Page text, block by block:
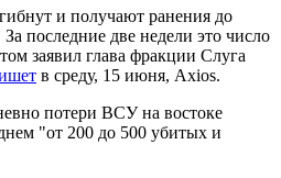
и получают ранения до
последние две недели это число
заявил глава фракции Слуга
в среду, 15 июня, Аxios.
потери ВСУ на востоке
"от 200 до 500 убитых и